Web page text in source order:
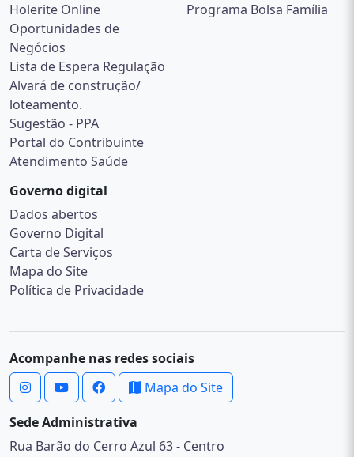
Holerite Online
Oportunidades de
Negócios
Lista de Espera Regulação
Alvará de construção/
loteamento.
Sugestão - PPA
Portal do Contribuinte
Atendimento Saúde
Programa Bolsa Família
Governo digital
Dados abertos
Governo Digital
Carta de Serviços
Mapa do Site
Política de Privacidade
Acompanhe nas redes sociais
Mapa do Site
Sede Administrativa
Rua Barão do Cerro Azul 63 - Centro